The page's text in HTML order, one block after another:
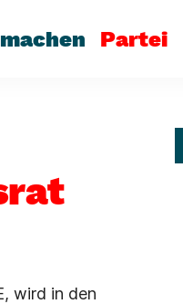
Partei
wird in den